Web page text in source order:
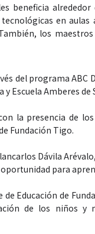
beneficia
en aulas
los
del programa ABC
Escuela Amberes de
la presencia de los
Fundación Tigo.
Dávila
para
Educación de
de los niños y